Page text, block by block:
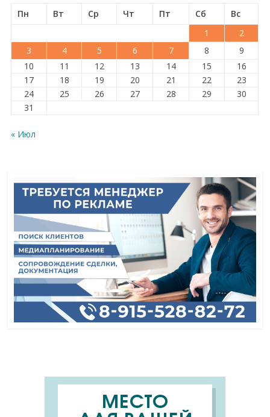
Пн Вт Ср Чт Пт Сб
Вс
1
2
3
4 5 6 7 8
9
10
11 12 13 14 15
16
17
18 19 20 21 22
23
24
25 26 27 28 29
30
31
« Июл